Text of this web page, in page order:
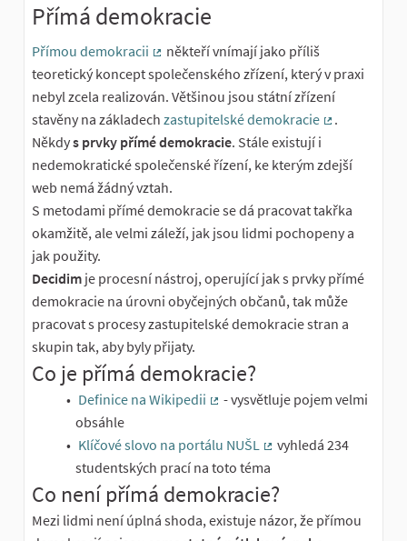
Přímá demokracie
Přímou demokracii
(External link)
někteří vnímají jako příliš
teoretický koncept společenského zřízení, který v praxi
nebyl zcela realizován. Většinou jsou státní zřízení
stavěny na základech zastupitelské demokracie
.
Někdys prvky přímé demokracie. Stále existují i
nedemokratické společenské řízení, ke kterým zdejší
web nemá žádný vztah.
S metodami přímé demokracie se dá pracovat takřka
okamžitě, ale velmi záleží, jak jsou lidmi pochopeny a
jak použity.
Decidim je procesní nástroj, operující jak s prvky přímé
demokracie na úrovni obyčejných občanů, tak může
pracovat s procesy zastupitelské demokracie stran a
skupin tak, aby byly přijaty.
Co je přímá demokracie?
Definice na Wikipedii
- vysvětluje pojem velmi
obsáhle
Klíčové slovo na portálu NUŠL
(External link)
vyhledá 234
studentských prací na toto téma
Co není přímá demokracie?
Mezi lidmi není úplná shoda, existuje názor, že přímou